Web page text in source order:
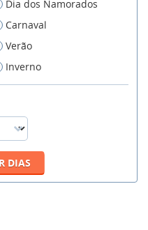
Dia dos Namorados
Carnaval
Verão
Inverno